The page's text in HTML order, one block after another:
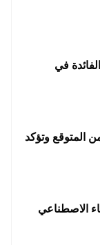
في
المتوقع وتؤكد
يتراجع 46% والذكاء الاصطناعي